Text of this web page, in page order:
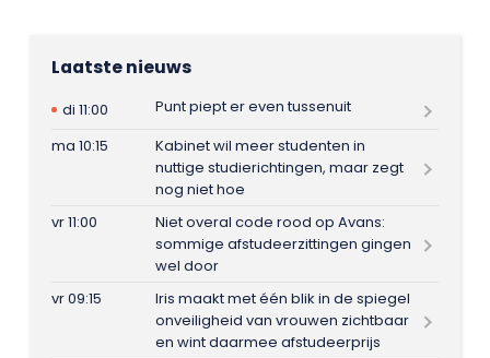
Laatste nieuws
di 11:00
Punt piept er even tussenuit
ma 10:15
Kabinet wil meer studenten in
nuttige studierichtingen, maar zegt
nog niet hoe
vr 11:00
Niet overal code rood op Avans:
sommige afstudeerzittingen gingen
wel door
vr 09:15
Iris maakt met één blik in de spiegel
onveiligheid van vrouwen zichtbaar
en wint daarmee afstudeerprijs